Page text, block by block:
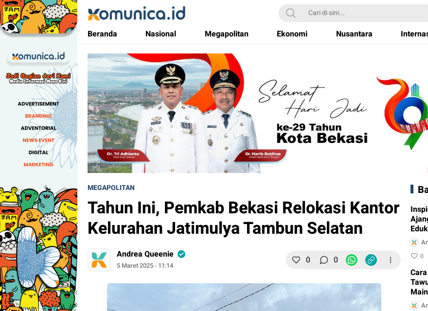
Komunica
Media Informasi Masa Kini
Beranda Nasional Megapolitan Ekonomi Nusantara
MEGAPOLITAN
Tahun Ini, Pemkab Bekasi Relokasi Kantor
Kelurahan Jatimulya Tambun Selatan
Andrea Queenie
5 Maret 2025 - 11:14 0 0 0